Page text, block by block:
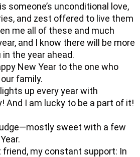
someone’s unconditional love,
and zest offered to live them
me all of these and much
and I know there will be more
the year ahead.
New Year to the one who
family.
up every year with
And I am lucky to be a part of it!
sweet with a few
my constant support: In